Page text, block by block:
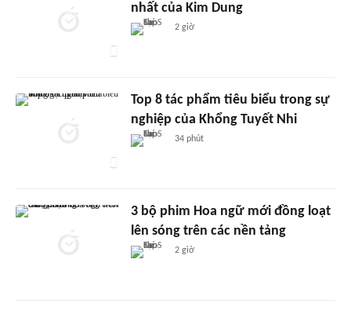
nhất của Kim Dung
2 giờ
Top 8 tác phẩm tiêu biểu trong sự
nghiệp của Khổng Tuyết Nhi
34 phút
3 bộ phim Hoa ngữ mới đồng loạt
lên sóng trên các nền tảng
2 giờ